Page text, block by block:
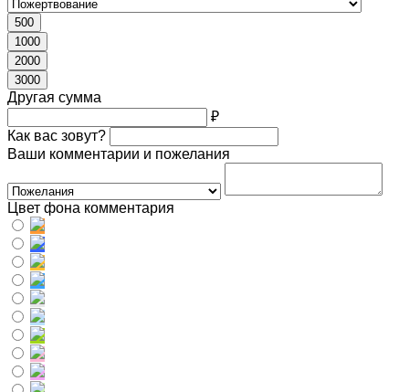
500
1000
2000
3000
Другая сумма
₽
Как вас зовут?
Ваши комментарии и пожелания
Цвет фона комментария